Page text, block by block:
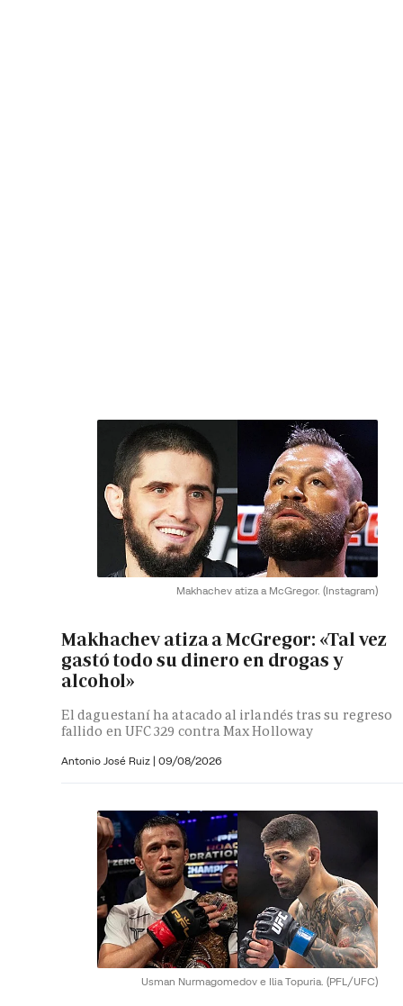
Makhachev atiza a McGregor. (Instagram)
Makhachev atiza a McGregor: «Tal vez
gastó todo su dinero en drogas y
alcohol»
El daguestaní ha atacado al irlandés tras su regreso
fallido en UFC 329 contra Max Holloway
Antonio José Ruiz | 09/08/2026
Usman Nurmagomedov e Ilia Topuria. (PFL/UFC)